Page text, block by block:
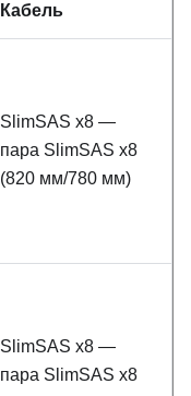
Кабель
SlimSAS x8 —
пара SlimSAS x8
(820 мм/780 мм)
SlimSAS x8 —
пара SlimSAS x8